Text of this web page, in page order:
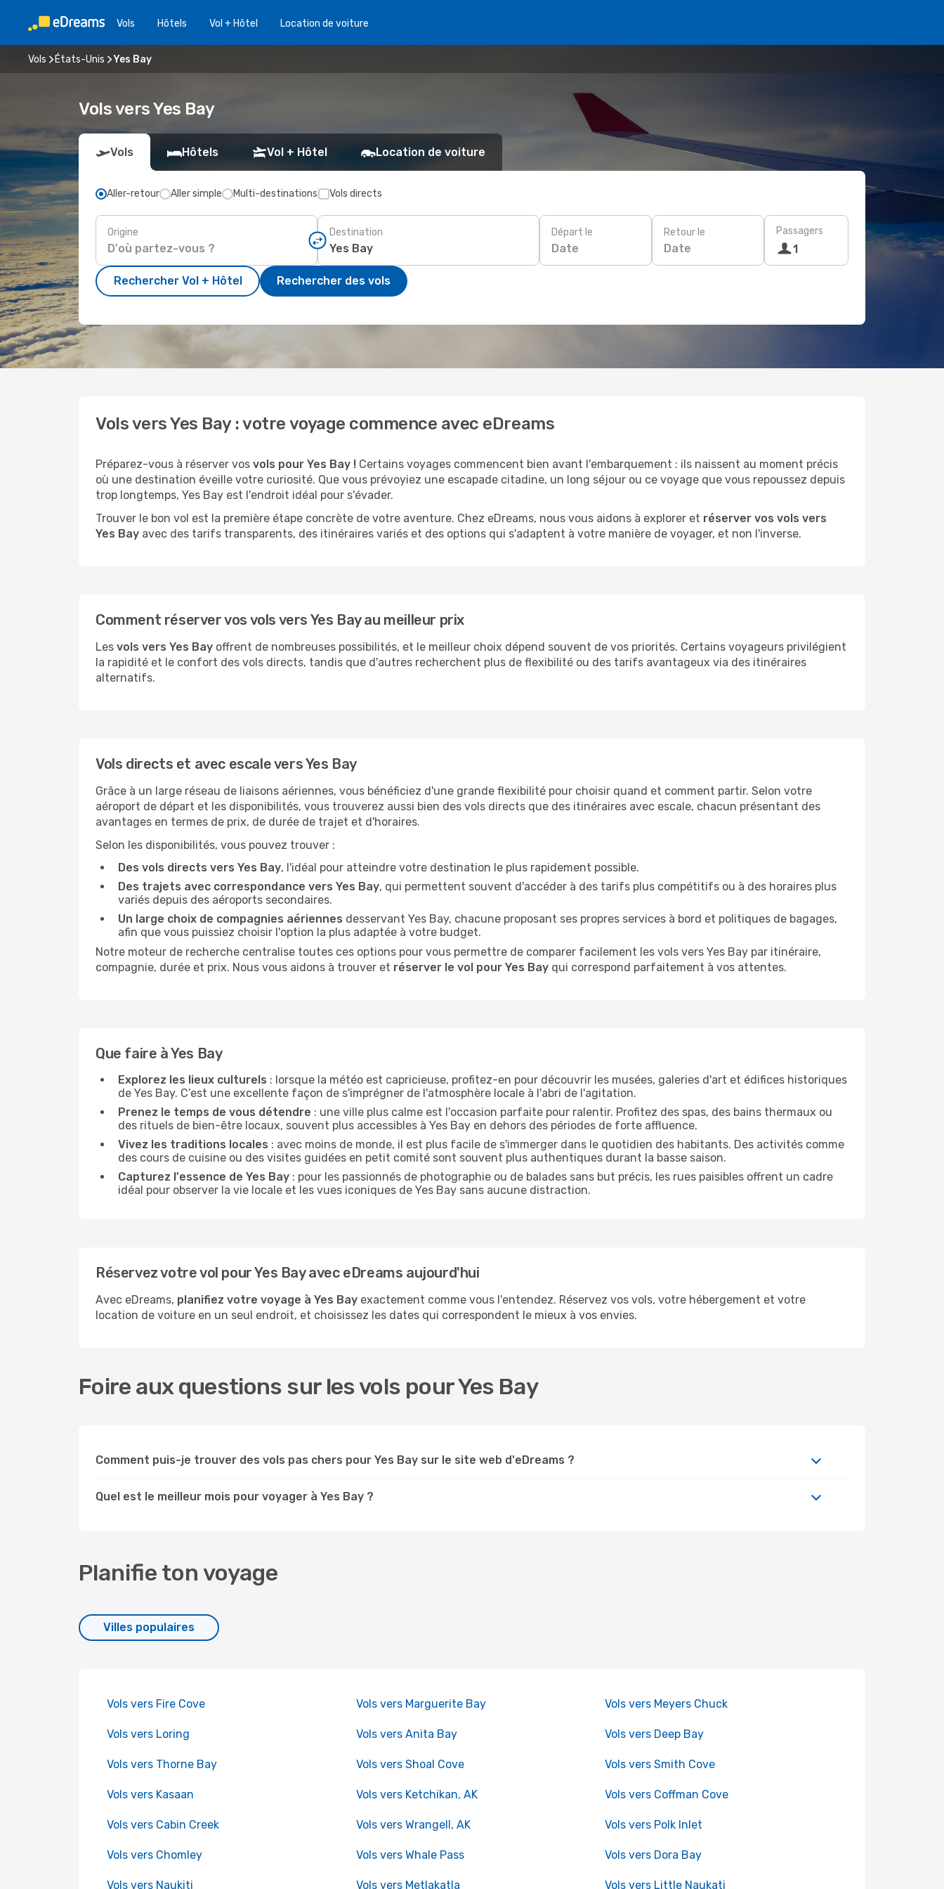
Vols Hôtels Vol + Hôtel Location de voiture
Vols États-Unis Yes Bay
Vols vers Yes Bay
Vols Hôtels Vol + Hôtel Location de voiture
Aller-retour Aller simple Multi-destinations Vols directs
Origine Destination Départ le
Date
Retour le
Date
Passagers
1
Rechercher Vol + Hôtel Rechercher des vols
Vols vers Yes Bay : votre voyage commence avec eDreams
Préparez-vous à réserver vos vols pour Yes Bay ! Certains voyages commencent bien avant l'embarquement : ils naissent au moment précis
où une destination éveille votre curiosité. Que vous prévoyiez une escapade citadine, un long séjour ou ce voyage que vous repoussez depuis
trop longtemps, Yes Bay est l'endroit idéal pour s'évader.
Trouver le bon vol est la première étape concrète de votre aventure. Chez eDreams, nous vous aidons à explorer et réserver vos vols vers
Yes Bay avec des tarifs transparents, des itinéraires variés et des options qui s'adaptent à votre manière de voyager, et non l'inverse.
Comment réserver vos vols vers Yes Bay au meilleur prix
Les vols vers Yes Bay offrent de nombreuses possibilités, et le meilleur choix dépend souvent de vos priorités. Certains voyageurs privilégient
la rapidité et le confort des vols directs, tandis que d'autres recherchent plus de flexibilité ou des tarifs avantageux via des itinéraires
alternatifs.
Vols directs et avec escale vers Yes Bay
Grâce à un large réseau de liaisons aériennes, vous bénéficiez d'une grande flexibilité pour choisir quand et comment partir. Selon votre
aéroport de départ et les disponibilités, vous trouverez aussi bien des vols directs que des itinéraires avec escale, chacun présentant des
avantages en termes de prix, de durée de trajet et d'horaires.
Selon les disponibilités, vous pouvez trouver :
Des vols directs vers Yes Bay, l'idéal pour atteindre votre destination le plus rapidement possible.
Des trajets avec correspondance vers Yes Bay, qui permettent souvent d'accéder à des tarifs plus compétitifs ou à des horaires plus
variés depuis des aéroports secondaires.
Un large choix de compagnies aériennes desservant Yes Bay, chacune proposant ses propres services à bord et politiques de bagages,
afin que vous puissiez choisir l'option la plus adaptée à votre budget.
Notre moteur de recherche centralise toutes ces options pour vous permettre de comparer facilement les vols vers Yes Bay par itinéraire,
compagnie, durée et prix. Nous vous aidons à trouver et réserver le vol pour Yes Bay qui correspond parfaitement à vos attentes.
Que faire à Yes Bay
Explorez les lieux culturels : lorsque la météo est capricieuse, profitez-en pour découvrir les musées, galeries d'art et édifices historiques
de Yes Bay. C’est une excellente façon de s'imprégner de l'atmosphère locale à l'abri de l'agitation.
Prenez le temps de vous détendre : une ville plus calme est l'occasion parfaite pour ralentir. Profitez des spas, des bains thermaux ou
des rituels de bien-être locaux, souvent plus accessibles à Yes Bay en dehors des périodes de forte affluence.
Vivez les traditions locales : avec moins de monde, il est plus facile de s'immerger dans le quotidien des habitants. Des activités comme
des cours de cuisine ou des visites guidées en petit comité sont souvent plus authentiques durant la basse saison.
Capturez l'essence de Yes Bay : pour les passionnés de photographie ou de balades sans but précis, les rues paisibles offrent un cadre
idéal pour observer la vie locale et les vues iconiques de Yes Bay sans aucune distraction.
Réservez votre vol pour Yes Bay avec eDreams aujourd'hui
Avec eDreams, planifiez votre voyage à Yes Bay exactement comme vous l'entendez. Réservez vos vols, votre hébergement et votre
location de voiture en un seul endroit, et choisissez les dates qui correspondent le mieux à vos envies.
Foire aux questions sur les vols pour Yes Bay
Comment puis-je trouver des vols pas chers pour Yes Bay sur le site web d'eDreams ?
Quel est le meilleur mois pour voyager à Yes Bay ?
Planifie ton voyage
Villes populaires
Vols vers Fire Cove Vols vers Marguerite Bay Vols vers Meyers Chuck
Vols vers Loring Vols vers Anita Bay Vols vers Deep Bay
Vols vers Thorne Bay Vols vers Shoal Cove Vols vers Smith Cove
Vols vers Kasaan Vols vers Ketchikan, AK Vols vers Coffman Cove
Vols vers Cabin Creek Vols vers Wrangell, AK Vols vers Polk Inlet
Vols vers Chomley Vols vers Whale Pass Vols vers Dora Bay
Vols vers Naukiti Vols vers Metlakatla Vols vers Little Naukati